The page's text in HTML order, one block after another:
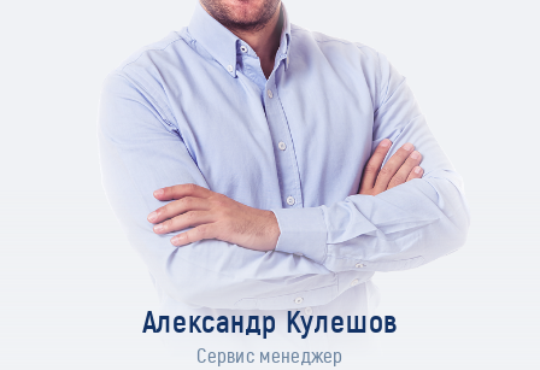
Александр Кулешов
Сервис менеджер